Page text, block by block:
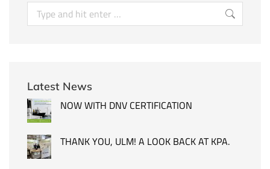
Latest News
NOW WITH DNV CERTIFICATION
THANK YOU, ULM! A LOOK BACK AT KPA.